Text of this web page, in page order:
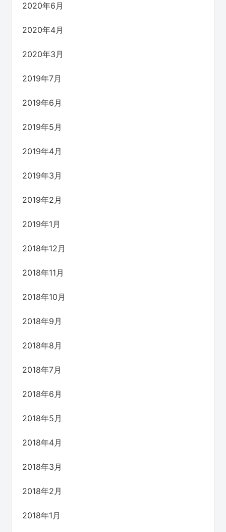
2020年6月
2020年4月
2020年3月
2019年7月
2019年6月
2019年5月
2019年4月
2019年3月
2019年2月
2019年1月
2018年12月
2018年11月
2018年10月
2018年9月
2018年8月
2018年7月
2018年6月
2018年5月
2018年4月
2018年3月
2018年2月
2018年1月